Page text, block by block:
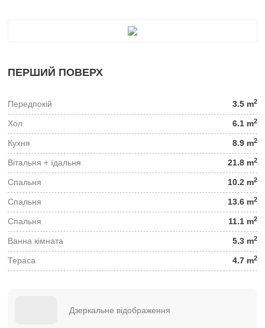
ПЕРШИЙ ПОВЕРХ
Передпокій 3.5 m2
Хол 6.1 m2
Кухня 8.9 m2
Вітальня + їдальня 21.8 m2
Спальня 10.2 m2
Спальня 13.6 m2
Спальня 11.1 m2
Ванна кімната 5.3 m2
Тераса 4.7 m2
Дзеркальне відображення